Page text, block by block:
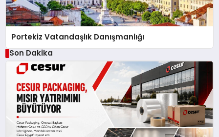
Portekiz Vatandaşlık Danışmanlığı
Son Dakika